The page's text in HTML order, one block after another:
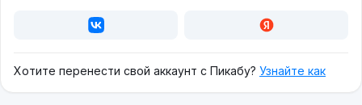
(200 фунтов, или 91 кг). Именно поэтому было
экземпляров, в сравнении с популярными
Хотите перенести свой аккаунт с Пикабу? Узнайте как